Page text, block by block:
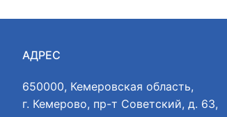
АДРЕС
650000, Кемеровская область,
г. Кемерово, пр-т Советский, д. 63,